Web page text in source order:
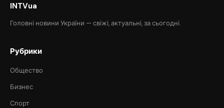
INTVua
Головні новини України — свіжі, актуальні, за сьогодні.
Рубрики
Общество
Бизнес
Спорт